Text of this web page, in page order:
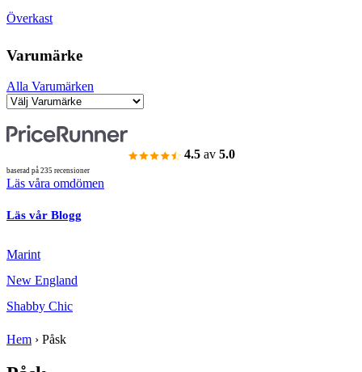
Överkast
Varumärke
Alla Varumärken
4.5 av 5.0
baserad på 235 recensioner
Läs våra omdömen
Läs vår Blogg
Marint
New England
Shabby Chic
Hem › Påsk